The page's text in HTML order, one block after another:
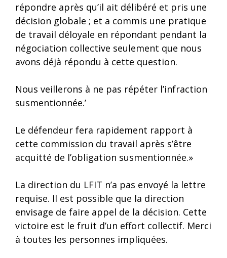
répondre après qu’il ait délibéré et pris une
décision globale ; et a commis une pratique
de travail déloyale en répondant pendant la
négociation collective seulement que nous
avons déjà répondu à cette question.
Nous veillerons à ne pas répéter l’infraction
susmentionnée.’
Le défendeur fera rapidement rapport à
cette commission du travail après s’être
acquitté de l’obligation susmentionnée.»
La direction du LFIT n’a pas envoyé la lettre
requise. Il est possible que la direction
envisage de faire appel de la décision. Cette
victoire est le fruit d’un effort collectif. Merci
à toutes les personnes impliquées.